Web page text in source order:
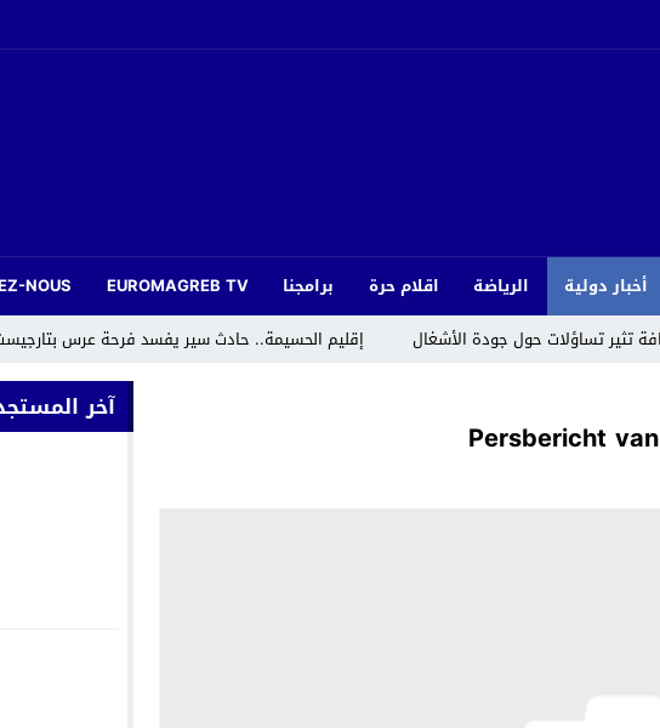
أخبار دولية الرياضة اقلام حرة برامجنا EUROMAGREB TV
NOUS
تثير تساؤلات حول جودة الأشغال
إقليم الحسيمة.. حادث سير يفسد فرحة عرس
الاجتماعي العالمي في كوتونو ببصمة مغربية
بتكريم قامات فنية سامقة
Persbericht
آخر